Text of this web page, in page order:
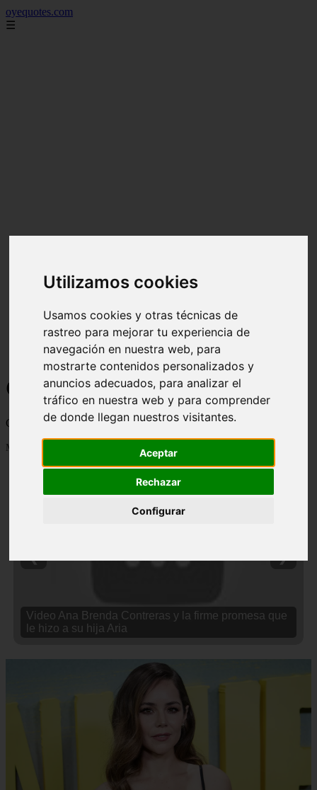
Utilizamos cookies
Usamos cookies y otras técnicas de
rastreo para mejorar tu experiencia de
navegación en nuestra web, para
mostrarte contenidos personalizados y
anuncios adecuados, para analizar el
tráfico en nuestra web y para comprender
de donde llegan nuestros visitantes.
Aceptar
Rechazar
Configurar
oyequotes.com
☰
Curiosidades y Sabias que
Cosas curiosas, curiosidades, noticias impactantes y mucho mas
Mostrando 1 - 24 de 2838 artículos
Video Ana Brenda Contreras y la firme promesa que
le hizo a su hija Aria